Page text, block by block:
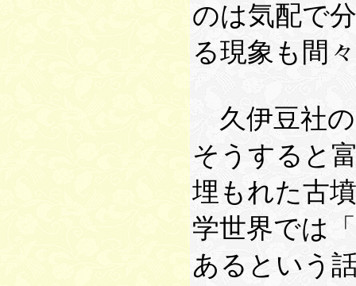
のは気配で
る現象も間
久伊豆社
そうすると
埋もれた古
学世界では
あるという